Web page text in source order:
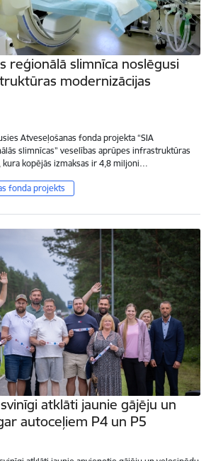
reģionālā slimnīca noslēgusi
modernizācijas
Atveseļošanas fonda projekta “SIA
slimnīcas” veselības aprūpes infrastruktūras
kura kopējās izmaksas ir 4,8 miljoni…
fonda projekts
atklāti jaunie gājēju un
autoceļiem P4 un P5